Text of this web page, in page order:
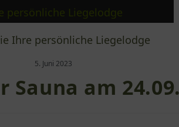
Ihre persönliche Liegelodge
5. Juni 2023
Sauna am 24.09.